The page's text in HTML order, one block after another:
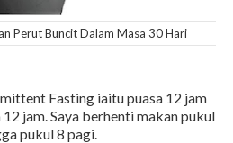
Perut Buncit Dalam Masa 30 Hari
Fasting iaitu puasa 12 jam
jam. Saya berhenti makan pukul
pukul 8 pagi.